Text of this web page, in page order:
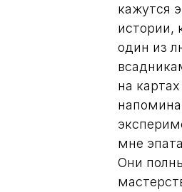
кажутся
истории,
один из
на
мне
Они